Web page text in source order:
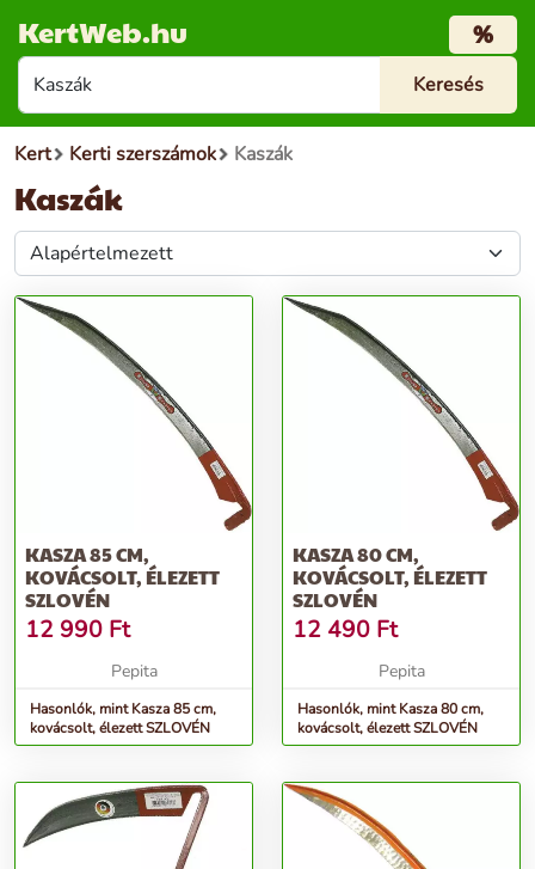
KertWeb.hu %
Kert Kerti szerszámok Kaszák
Kaszák
KASZA 85 CM,
KOVÁCSOLT, ÉLEZETT
SZLOVÉN
12 990 Ft
Pepita
Hasonlók, mint Kasza 85 cm,
kovácsolt, élezett SZLOVÉN
KASZA 80 CM,
KOVÁCSOLT, ÉLEZETT
SZLOVÉN
12 490 Ft
Pepita
Hasonlók, mint Kasza 80 cm,
kovácsolt, élezett SZLOVÉN